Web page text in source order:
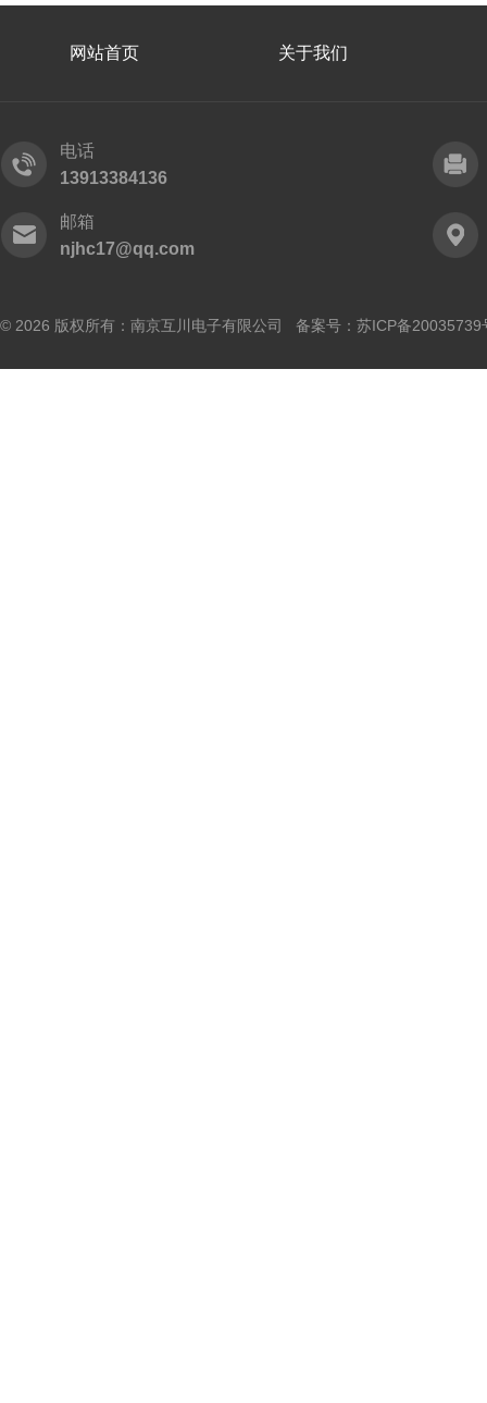
网站首页 关于我们
电话
13913384136
邮箱
njhc17@qq.com
© 2026 版权所有：南京互川电子有限公司 备案号： 苏ICP备20035739